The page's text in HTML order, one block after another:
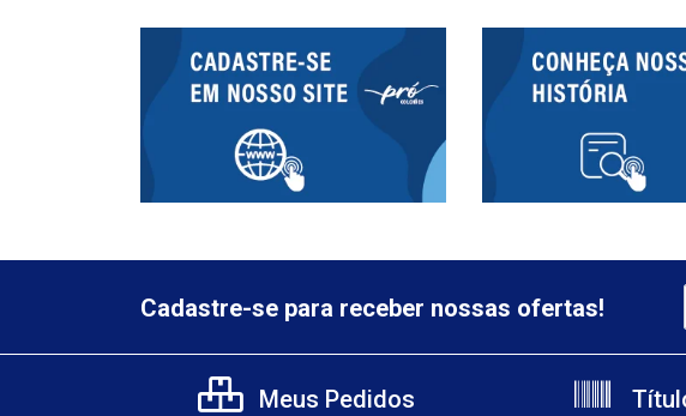
Cadastre-se para receber nossas ofertas!
Meus Pedidos